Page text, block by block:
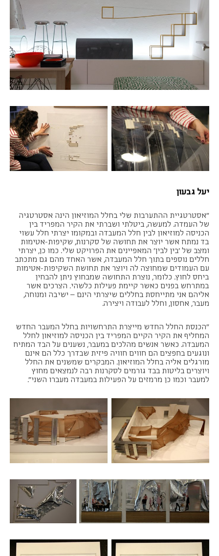
יעל גבעון
"אסטרטגיית ההתערבות שלי בחלל המוזיאון הינה אסטרטגיה
של העמדה. למעשה, ביטלתי ושברתי את הקיר המפריד בין
הכניסה למוזיאון לבין חלל המעבדה ובמקומו יצרתי חלל עשוי
בד נמתח אשר יוצר את תחושה של סקרנות, שקיפות-אטימות
ומצב של 'בין לבין' המאפיינים את הפרויקט שלי. כמו כן, יצרתי
חללים נוספים בתוך חלל המעבדה, אשר האחד מהם גם מתכתב
עם העמודים שמחוצה לה ויוצר את תחושת השקיפות-אטימות
ביחס לחוץ. כלומר, נוצרת התחושה שמבחוץ ניתן להבחין
במתרחש בפנים כאשר קיימת פעילות כלשהי. הצרכים אשר
אליהם אני מתייחסת בחללים שיצרתי הינם – ישיבה ומנוחה,
מעבר, אחסון, וחלל לעבודה ויצירה.
"הכנסת החלל החדש מייצרת התרחשויות בחלל המעבר החדש
המחליף את הקיר הקיים המפריד בין הכניסה למוזיאון לחלל
המעבדה. כאשר אנשים מהלכים במעבר, נשענים על הבד המתיח
ונוגעים בחפצים הם חווים חוויה פיזית שבדרך כלל הם אינם
מורגלים אליה בחלל המוזיאון. המבקרים שמשנים את החלל
ויוצרים בליטות בבד גורמים לסקרנות רבה לנמצאים מחוץ
למעבר וכמו כן מרמזים על הפעילות במעבדה מעברו השני".